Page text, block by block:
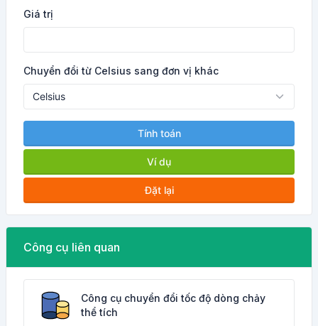
Giá trị
Chuyển đổi từ Celsius sang đơn vị khác
Tính toán
Ví dụ
Đặt lại
Công cụ liên quan
Công cụ chuyển đổi tốc độ dòng chảy
thể tích